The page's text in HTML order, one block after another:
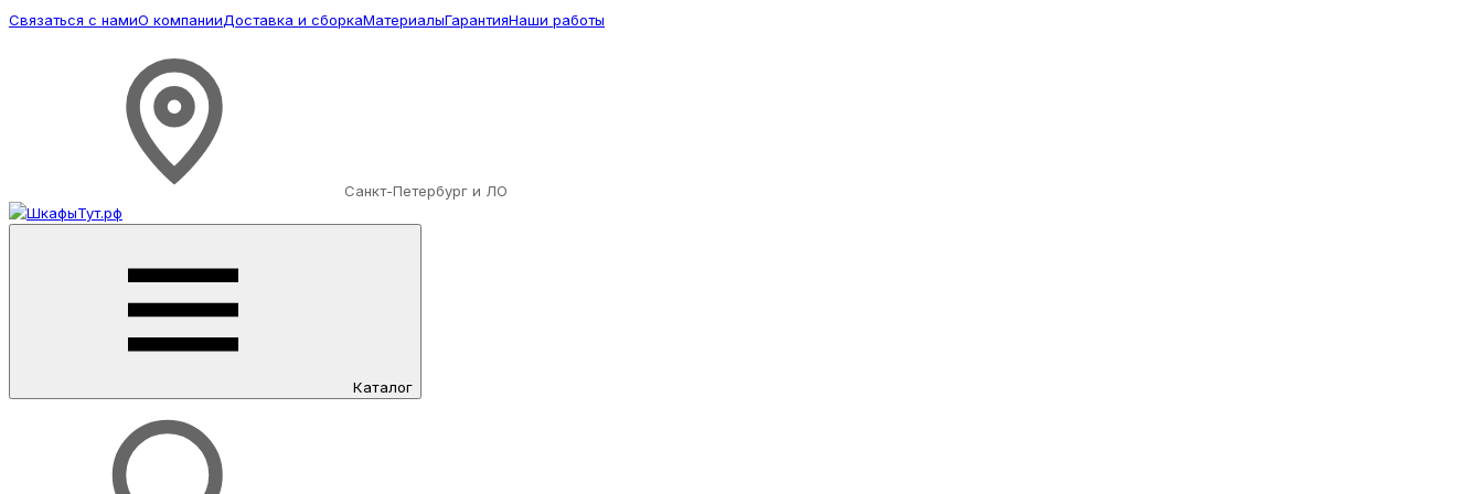
Связаться с намиО компанииДоставка и сборкаМатериалыГарантияНаши работы
Санкт-Петербург и ЛО
Каталог